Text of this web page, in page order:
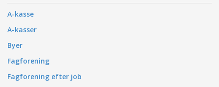
A-kasse
A-kasser
Byer
Fagforening
Fagforening efter job